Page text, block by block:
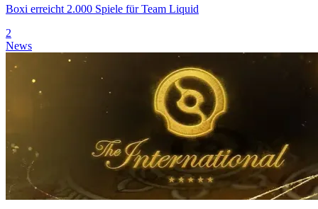
Boxi erreicht 2.000 Spiele für Team Liquid
2
News